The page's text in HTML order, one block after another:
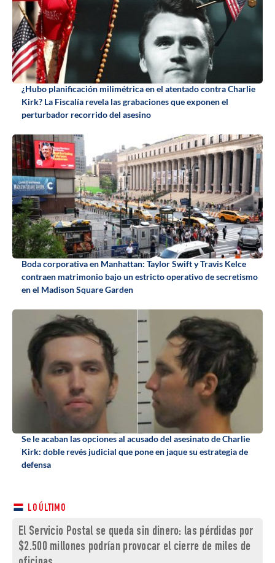
¿Hubo planificación milimétrica en el atentado contra Charlie
Kirk? La Fiscalía revela las grabaciones que exponen el
perturbador recorrido del asesino
Boda corporativa en Manhattan: Taylor Swift y Travis Kelce
contraen matrimonio bajo un estricto operativo de secretismo
en el Madison Square Garden
Se le acaban las opciones al acusado del asesinato de Charlie
Kirk: doble revés judicial que pone en jaque su estrategia de
defensa
LO ÚLTIMO
El Servicio Postal se queda sin dinero: las pérdidas por
$2.500 millones podrían provocar el cierre de miles de